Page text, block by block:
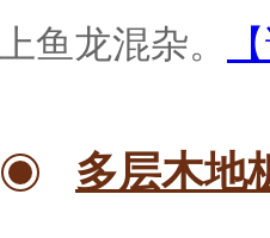
鱼龙混杂。
多层木地